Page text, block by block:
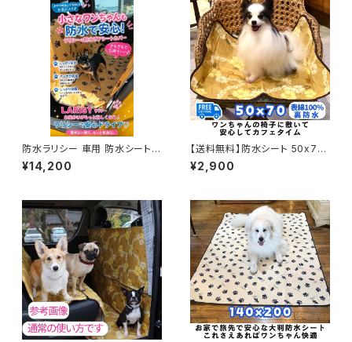
防水ラリシー 車用 防水シートカ
バー 犬用 ドライブシート 洗える
日本製 ラリーズカンパニー
¥14,200
【送料無料】防水シート 50x70
cm 防水ラリシー 犬用 防水マッ
ト マナー対策 洗える 日本製 ラ
¥2,900